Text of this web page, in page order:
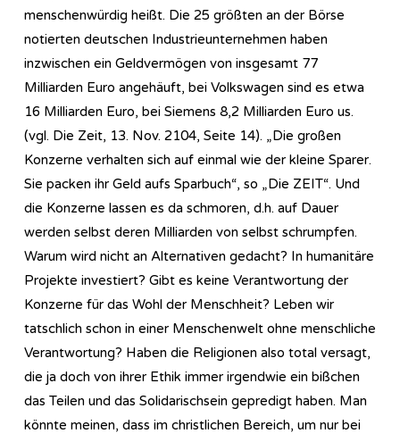
menschenwürdig heißt. Die 25 größten an der Börse
notierten deutschen Industrieunternehmen haben
inzwischen ein Geldvermögen von insgesamt 77
Milliarden Euro angehäuft, bei Volkswagen sind es etwa
16 Milliarden Euro, bei Siemens 8,2 Milliarden Euro us.
(vgl. Die Zeit, 13. Nov. 2104, Seite 14). „Die großen
Konzerne verhalten sich auf einmal wie der kleine Sparer.
Sie packen ihr Geld aufs Sparbuch“, so „Die ZEIT“. Und
die Konzerne lassen es da schmoren, d.h. auf Dauer
werden selbst deren Milliarden von selbst schrumpfen.
Warum wird nicht an Alternativen gedacht? In humanitäre
Projekte investiert? Gibt es keine Verantwortung der
Konzerne für das Wohl der Menschheit? Leben wir
tatschlich schon in einer Menschenwelt ohne menschliche
Verantwortung? Haben die Religionen also total versagt,
die ja doch von ihrer Ethik immer irgendwie ein bißchen
das Teilen und das Solidarischsein gepredigt haben. Man
könnte meinen, dass im christlichen Bereich, um nur bei